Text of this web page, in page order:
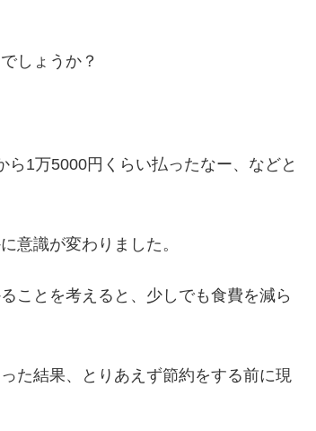
しょうか？
1万5000円くらい払ったなー、などと
意識が変わりました。
ことを考えると、少しでも食費を減ら
た結果、とりあえず節約をする前に現